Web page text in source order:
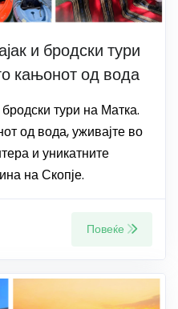
и бродски тури
кањонот од вода
тури на Матка.
од вода, уживајте во
и уникатните
на Скопје.
Повеќе